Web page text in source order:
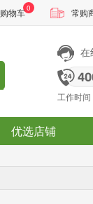
购物车0 常购
在
工作时
优选店铺